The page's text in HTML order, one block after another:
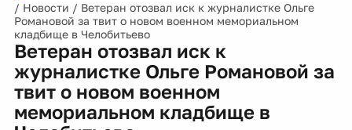
/ Новости / Ветеран отозвал иск к журналистке Ольге
Романовой за твит о новом военном мемориальном
кладбище в Челобитьево
Ветеран отозвал иск к
журналистке Ольге Романовой за
твит о новом военном
мемориальном кладбище в